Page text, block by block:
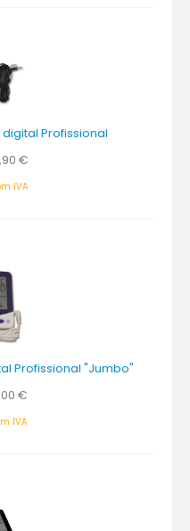
Profissional
€
IVA
Profissional "Jumbo"
€
IVA